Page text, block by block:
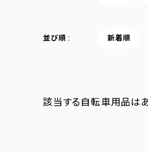
並び順 新着順
該当する自転車用品はあ